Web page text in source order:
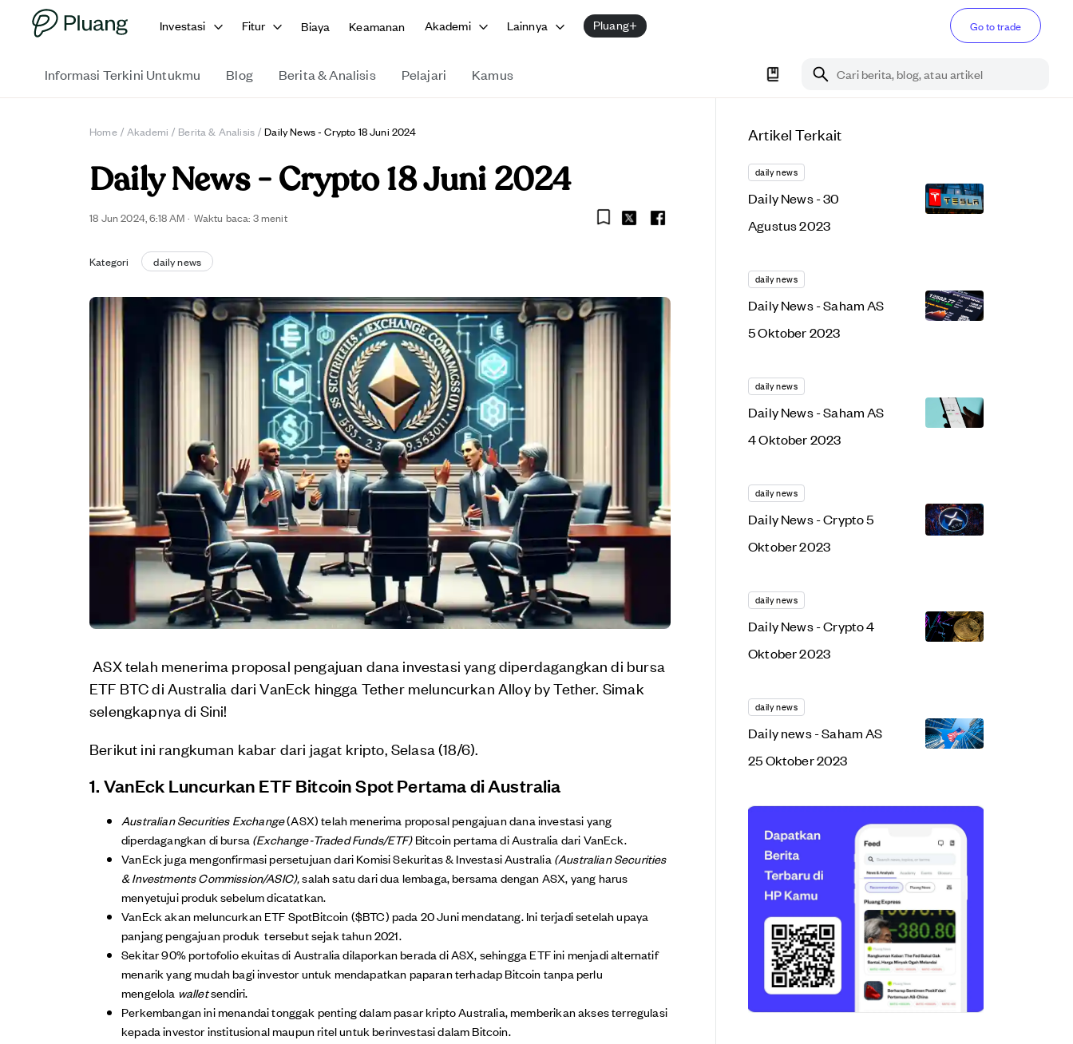
Investasi Fitur Biaya Keamanan Akademi Lainnya Pluang+ Go to trade
Informasi Terkini Untukmu Blog Berita & Analisis Pelajari Kamus Cari berita, blog, atau artikel
Home / Akademi / Berita & Analisis / Daily News - Crypto 18 Juni 2024
Daily News - Crypto 18 Juni 2024
18 Jun 2024, 6:18 AM · Waktu baca: 3 menit
Kategori daily news
ASX telah menerima proposal pengajuan dana investasi yang diperdagangkan di bursa
ETF BTC di Australia dari VanEck hingga Tether meluncurkan Alloy by Tether. Simak
selengkapnya di Sini!
Berikut ini rangkuman kabar dari jagat kripto, Selasa (18/6).
1. VanEck Luncurkan ETF Bitcoin Spot Pertama di Australia
Australian Securities Exchange(ASX) telah menerima proposal pengajuan dana investasi yang
diperdagangkan di bursa (Exchange-Traded Funds/ETF)Bitcoin pertama di Australia dari VanEck.
VanEck juga mengonfirmasi persetujuan dari Komisi Sekuritas & Investasi Australia (Australian Securities
& Investments Commission/ASIC),salah satu dari dua lembaga, bersama dengan ASX, yang harus
menyetujui produk sebelum dicatatkan.
VanEck akan meluncurkan ETF SpotBitcoin ($BTC) pada 20 Juni mendatang. Ini terjadi setelah upaya
panjang pengajuan produk tersebut sejak tahun 2021.
Sekitar 90% portofolio ekuitas di Australia dilaporkan berada di ASX, sehingga ETF ini menjadi alternatif
menarik yang mudah bagi investor untuk mendapatkan paparan terhadap Bitcoin tanpa perlu
mengelola walletsendiri.
Perkembangan ini menandai tonggak penting dalam pasar kripto Australia, memberikan akses terregulasi
kepada investor institusional maupun ritel untuk berinvestasi dalam Bitcoin.
Artikel Terkait
daily news
Daily News - 30
Agustus 2023
daily news
Daily News - Saham AS
5 Oktober 2023
daily news
Daily News - Saham AS
4 Oktober 2023
daily news
Daily News - Crypto 5
Oktober 2023
daily news
Daily News - Crypto 4
Oktober 2023
daily news
Daily news - Saham AS
25 Oktober 2023